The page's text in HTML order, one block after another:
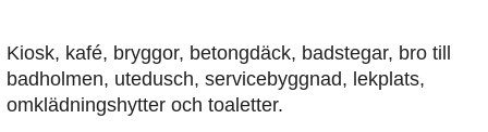
Kiosk, kafé, bryggor, betongdäck, badstegar, bro till
badholmen, utedusch, servicebyggnad, lekplats,
omklädningshytter och toaletter.